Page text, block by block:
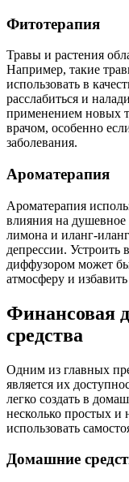
Фитотерапия
Травы и растения
Например, такие
использовать в
расслабиться и
применением новых
врачом, особенно
заболевания.
Ароматерапия
Ароматерапия
влияния на
лимона и иланг-
депрессии. Устроить
диффузором может
атмосферу и
Финансовая
средства
Одним из главных
является их
легко создать в
несколько простых и
использовать
Домашние